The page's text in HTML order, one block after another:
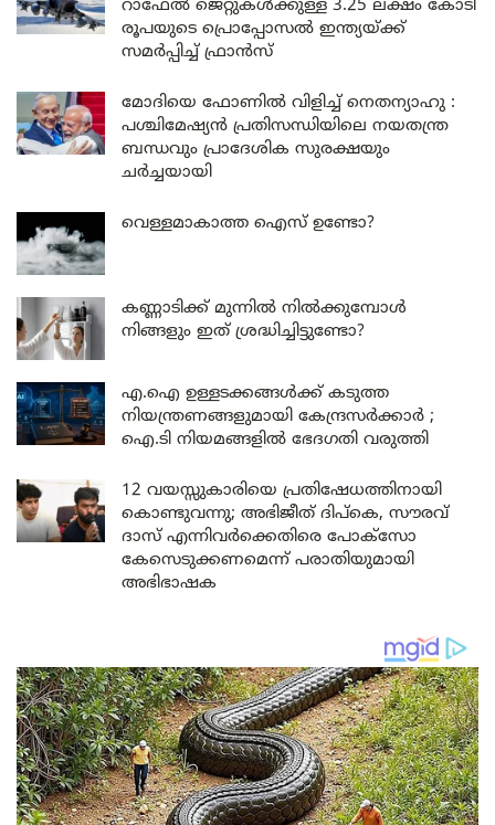
റാഫേൽ ജെറ്റുകൾക്കുള്ള 3.25 ലക്ഷം കോടി
രൂപയുടെ പ്രൊപ്പോസൽ ഇന്ത്യയ്ക്ക്
സമർപ്പിച്ച് ഫ്രാൻസ്
മോദിയെ ഫോണിൽ വിളിച്ച് നെതന്യാഹു :
പശ്ചിമേഷ്യൻ പ്രതിസന്ധിയിലെ നയതന്ത്ര
ബന്ധവും പ്രാദേശിക സുരക്ഷയും
ചർച്ചയായി
വെള്ളമാകാത്ത ഐസ് ഉണ്ടോ?
കണ്ണാടിക്ക് മുന്നിൽ നിൽക്കുമ്പോൾ
നിങ്ങളും ഇത് ശ്രദ്ധിച്ചിട്ടുണ്ടോ?
എ.ഐ ഉള്ളടക്കങ്ങൾക്ക് കടുത്ത
നിയന്ത്രണങ്ങളുമായി കേന്ദ്രസർക്കാർ ;
ഐ.ടി നിയമങ്ങളിൽ ഭേദഗതി വരുത്തി
12 വയസ്സുകാരിയെ പ്രതിഷേധത്തിനായി
കൊണ്ടുവന്നു; അഭിജീത് ദിപ്കെ, സൗരവ്
ദാസ് എന്നിവർക്കെതിരെ പോക്സോ
കേസെടുക്കണമെന്ന് പരാതിയുമായി
അഭിഭാഷക